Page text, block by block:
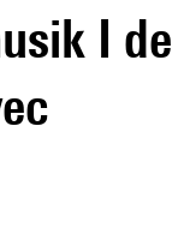
I de